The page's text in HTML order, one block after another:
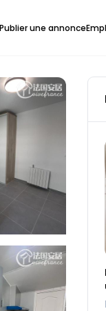
Publier une annonce